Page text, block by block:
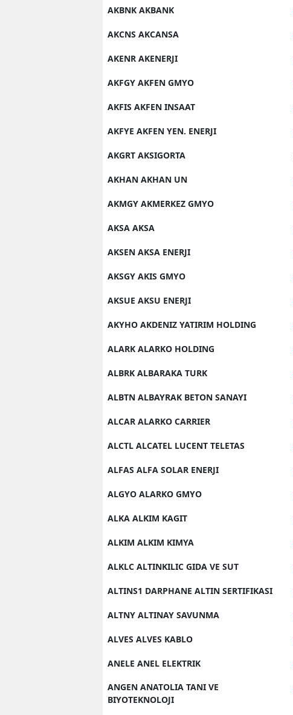
AKBNK AKBANK
AKCNS AKCANSA
AKENR AKENERJI
AKFGY AKFEN GMYO
AKFIS AKFEN INSAAT
AKFYE AKFEN YEN. ENERJI
AKGRT AKSIGORTA
AKHAN AKHAN UN
AKMGY AKMERKEZ GMYO
AKSA AKSA
AKSEN AKSA ENERJI
AKSGY AKIS GMYO
AKSUE AKSU ENERJI
AKYHO AKDENIZ YATIRIM HOLDING
ALARK ALARKO HOLDING
ALBRK ALBARAKA TURK
ALBTN ALBAYRAK BETON SANAYI
ALCAR ALARKO CARRIER
ALCTL ALCATEL LUCENT TELETAS
ALFAS ALFA SOLAR ENERJI
ALGYO ALARKO GMYO
ALKA ALKIM KAGIT
ALKIM ALKIM KIMYA
ALKLC ALTINKILIC GIDA VE SUT
ALTINS1 DARPHANE ALTIN SERTIFIKASI
ALTNY ALTINAY SAVUNMA
ALVES ALVES KABLO
ANELE ANEL ELEKTRIK
ANGEN ANATOLIA TANI VE
BIYOTEKNOLOJI